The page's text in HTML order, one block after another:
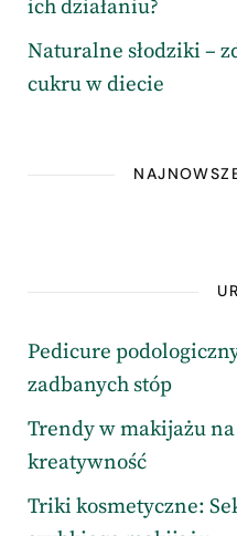
ich działaniu?
Naturalne słodziki –
cukru w diecie
Pedicure
zadbanych stóp
Trendy w makijażu
kreatywność
Triki kosmetyczne: